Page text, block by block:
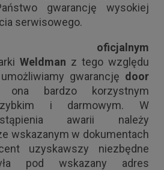
gwarancję wysokiej
serwisowego.
oficjalnym
Weldman z tego względu
gwarancję door
ona bardzo korzystnym
i darmowym. W
awarii należy
wskazanym w dokumentach
uzyskawszy niezbędne
pod wskazany adres